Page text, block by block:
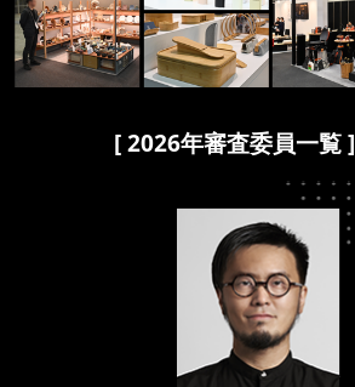
[ 2026年審査委員一覧 ]